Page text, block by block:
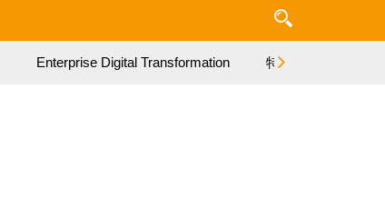
Enterprise Digital Transformation 特集